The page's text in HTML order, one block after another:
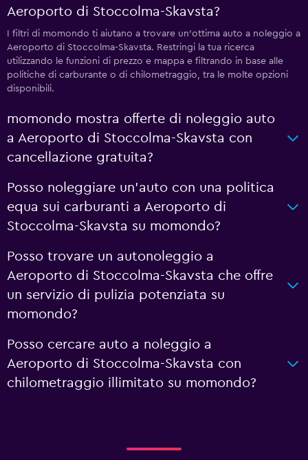
Aeroporto di Stoccolma-Skavsta?
I filtri di momondo ti aiutano a trovare un'ottima auto a noleggio a
Aeroporto di Stoccolma-Skavsta. Restringi la tua ricerca
utilizzando le funzioni di prezzo e mappa e filtrando in base alle
politiche di carburante o di chilometraggio, tra le molte opzioni
disponibili.
momondo mostra offerte di noleggio auto
a Aeroporto di Stoccolma-Skavsta con
cancellazione gratuita?
Posso noleggiare un'auto con una politica
equa sui carburanti a Aeroporto di
Stoccolma-Skavsta su momondo?
Posso trovare un autonoleggio a
Aeroporto di Stoccolma-Skavsta che offre
un servizio di pulizia potenziata su
momondo?
Posso cercare auto a noleggio a
Aeroporto di Stoccolma-Skavsta con
chilometraggio illimitato su momondo?